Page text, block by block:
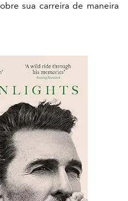
sua carreira de maneira